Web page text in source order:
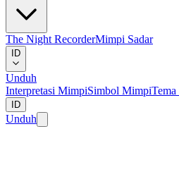
The Night RecorderMimpi Sadar
ID
Unduh
Interpretasi MimpiSimbol Mimpi
ID
Unduh